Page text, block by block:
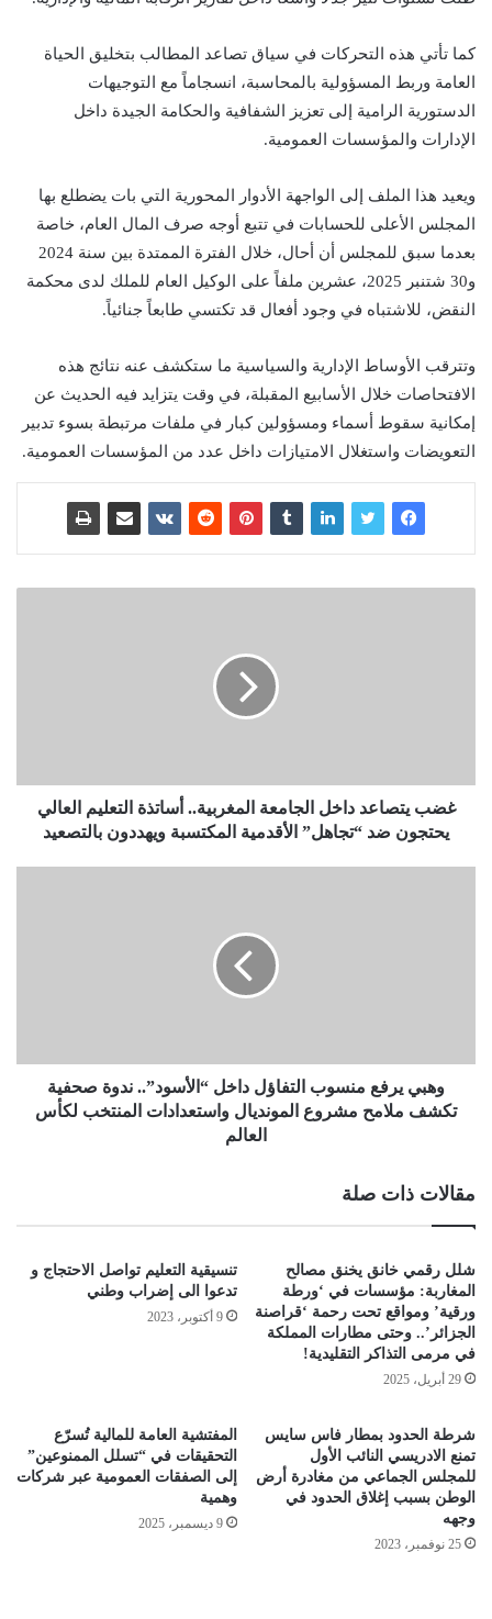
كما تأتي هذه التحركات في سياق تصاعد المطالب بتخليق الحياة
العامة وربط المسؤولية بالمحاسبة، انسجاماً مع التوجيهات
الدستورية الرامية إلى تعزيز الشفافية والحكامة الجيدة داخل
الإدارات والمؤسسات العمومية.
ويعيد هذا الملف إلى الواجهة الأدوار المحورية التي بات يضطلع بها
المجلس الأعلى للحسابات في تتبع أوجه صرف المال العام، خاصة
بعدما سبق للمجلس أن أحال، خلال الفترة الممتدة بين سنة 2024
و30 شتنبر 2025، عشرين ملفاً على الوكيل العام للملك لدى محكمة
النقض، للاشتباه في وجود أفعال قد تكتسي طابعاً جنائياً.
وتترقب الأوساط الإدارية والسياسية ما ستكشف عنه نتائج هذه
الافتحاصات خلال الأسابيع المقبلة، في وقت يتزايد فيه الحديث عن
إمكانية سقوط أسماء ومسؤولين كبار في ملفات مرتبطة بسوء تدبير
التعويضات واستغلال الامتيازات داخل عدد من المؤسسات العمومية.
غضب يتصاعد داخل الجامعة المغربية.. أساتذة التعليم العالي
يحتجون ضد “تجاهل” الأقدمية المكتسبة ويهددون بالتصعيد
وهبي يرفع منسوب التفاؤل داخل “الأسود”.. ندوة صحفية
تكشف ملامح مشروع المونديال واستعدادات المنتخب لكأس
العالم
مقالات ذات صلة
شلل رقمي خانق يخنق مصالح
المغاربة: مؤسسات في ‘ورطة
ورقية’ ومواقع تحت رحمة ‘قراصنة
الجزائر’.. وحتى مطارات المملكة
في مرمى التذاكر التقليدية!
29 أبريل، 2025
تنسيقية التعليم تواصل الاحتجاج و
تدعوا الى إضراب وطني
9 أكتوبر، 2023
شرطة الحدود بمطار فاس سايس
تمنع الادريسي النائب الأول
للمجلس الجماعي من مغادرة أرض
الوطن بسبب إغلاق الحدود في
وجهه
25 نوفمبر، 2023
المفتشية العامة للمالية تُسرّع
التحقيقات في “تسلل الممنوعين”
إلى الصفقات العمومية عبر شركات
وهمية
9 ديسمبر، 2025